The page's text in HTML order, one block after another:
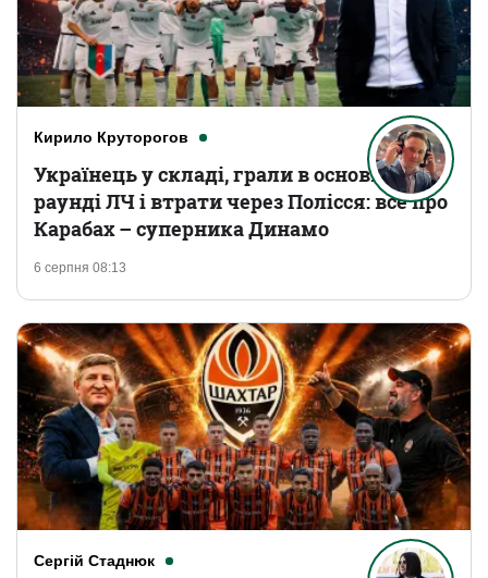
Кирило Круторогов
6 серпня 08:13
Українець у складі, грали в основному
раунді ЛЧ і втрати через Полісся: все про
Карабах – суперника Динамо
Сергій Стаднюк